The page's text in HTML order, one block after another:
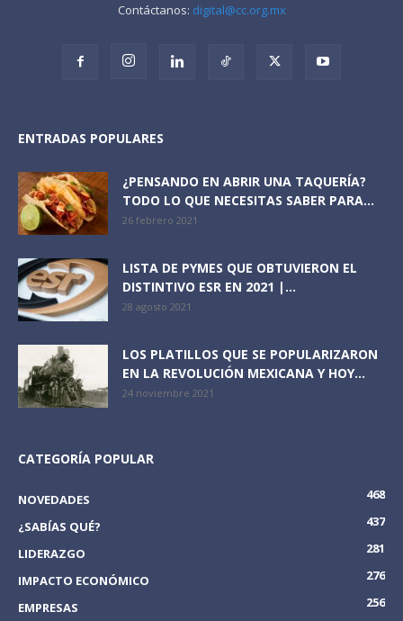
Contáctanos: digital@cc.org.mx
ENTRADAS POPULARES
¿PENSANDO EN ABRIR UNA TAQUERÍA?
TODO LO QUE NECESITAS SABER PARA...
26 febrero 2021
LISTA DE PYMES QUE OBTUVIERON EL
DISTINTIVO ESR EN 2021 |...
28 agosto 2021
LOS PLATILLOS QUE SE POPULARIZARON
EN LA REVOLUCIÓN MEXICANA Y HOY...
24 noviembre 2021
CATEGORÍA POPULAR
NOVEDADES
468
¿SABÍAS QUÉ?
437
LIDERAZGO
281
IMPACTO ECONÓMICO
276
EMPRESAS
256